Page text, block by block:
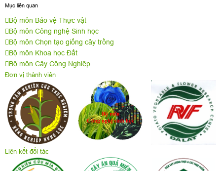
Mục liên quan
Bộ môn Bảo vệ Thực vật
Bộ môn Công nghệ Sinh học
Bộ môn Chọn tạo giống cây trồng
Bộ môn Khoa học Đất
Bộ môn Cây Công Nghiệp
Đơn vị thành viên
Liên kết đối tác